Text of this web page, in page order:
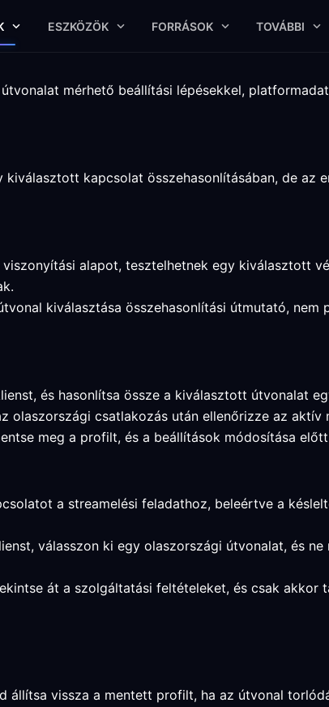
ESZKÖZÖK FORRÁSOK TOVÁBBI
mérhető beállítási lépésekkel,
kapcsolat összehasonlításában, de az
alapot, tesztelhetnek egy kiválasztott
kiválasztása összehasonlítási útmutató, nem
és hasonlítsa össze a kiválasztott útvonalat
olaszországi csatlakozás után ellenőrizze az aktív
meg a profilt, és a beállítások módosítása
a streamelési feladathoz, beleértve a
válasszon ki egy olaszországi útvonalat, és
át a szolgáltatási feltételeket, és csak akkor
állítsa vissza a mentett profilt, ha az útvonal